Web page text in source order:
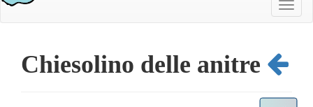
Chiesolino delle anitre